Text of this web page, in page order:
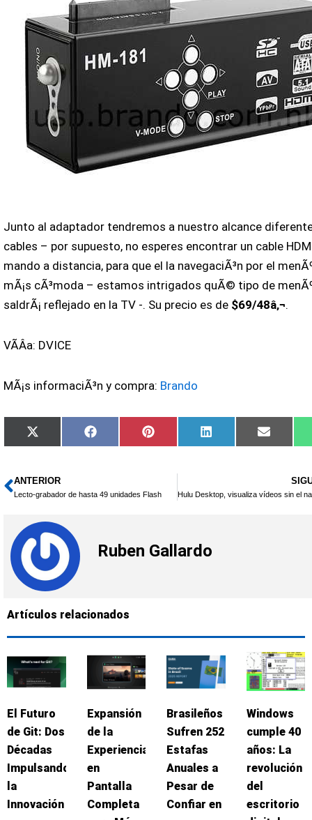
Junto al adaptador tendremos a nuestro alcance
cables – por supuesto, no esperes encontrar un cable
mando a distancia, para que el la navegaciÃ³n por el
mÃ¡s cÃ³moda – estamos intrigados quÃ© tipo de
saldrÃ¡ reflejado en la TV -. Su precio es de $69/48â‚¬.
VÃ­Â­a: DVICE
MÃ¡s informaciÃ³n y compra: Brando
Compartir
en
X
(Twitter)
Compartir
en
Facebook Compartir
en
Pinterest
Compartir
en
LinkedIn
en
Email
Ant
ANTERIOR
Lecto-grabador de hasta 49 unidades Flash
Ruben Gallardo
Artículos relacionados
El Futuro
de Git: Dos
Décadas
Impulsando
la
Innovación
Expansión
de la
Experiencia
en
Pantalla
Completa
Brasileños
Sufren 252
Estafas
Anuales a
Pesar de
Confiar en
Windows
cumple 40
años: La
revolución
del
escritorio